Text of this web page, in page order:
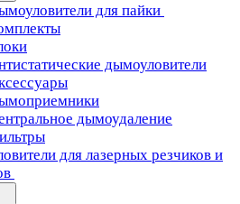
для пайки
дымоуловители
дымоудаление
для лазерных резчиков и